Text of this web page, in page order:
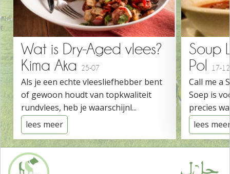
Wat is Dry-Aged vlees?
Kima Aka
25-07
Als je een echte vleesliefhebber bent
of gewoon houdt van topkwaliteit
rundvlees, heb je waarschijnl...
lees meer
Soup
Pol
17-12
Call me a
Soep is
precies
lees